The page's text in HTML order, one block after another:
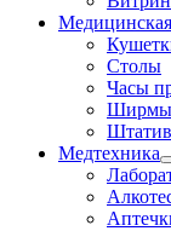
Столы
Часы
Ширмы
Штатив
Медтехника